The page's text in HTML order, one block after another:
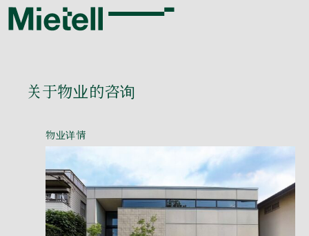
关于物业的咨询
物业详情